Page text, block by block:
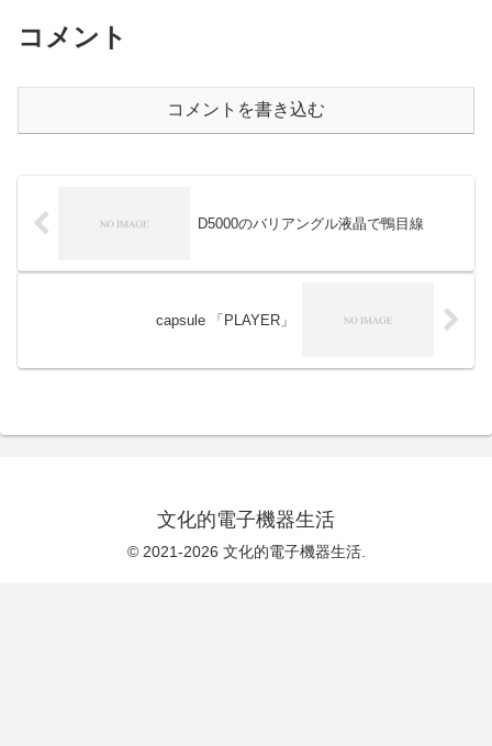
コメント
コメントを書き込む
D5000のバリアングル液晶で鴨目線
capsule 「PLAYER」
文化的電子機器生活
© 2021-2026 文化的電子機器生活.